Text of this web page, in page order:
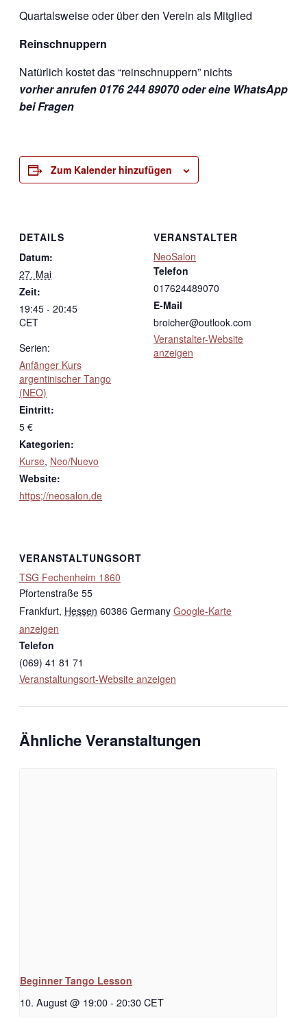
Quartalsweise oder über den Verein als Mitglied
Reinschnuppern
Natürlich kostet das “reinschnuppern” nichts
vorher anrufen 0176 244 89070 oder eine WhatsApp
bei Fragen
Zum Kalender hinzufügen
DETAILS
Datum:
27. Mai
Zeit:
19:45 - 20:45
CET
Serien:
Anfänger Kurs
argentinischer Tango
(NEO)
Eintritt:
5 €
Kategorien:
Kurse, Neo/Nuevo
Website:
https;//neosalon.de
VERANSTALTER
NeoSalon
Telefon
017624489070
E-Mail
broicher@outlook.com
Veranstalter-Website
anzeigen
VERANSTALTUNGSORT
TSG Fechenheim 1860
Pfortenstraße 55
Frankfurt, Hessen 60386 Germany Google-Karte
anzeigen
Telefon
(069) 41 81 71
Veranstaltungsort-Website anzeigen
Ähnliche Veranstaltungen
Beginner Tango Lesson
10. August @ 19:00- 20:30CET